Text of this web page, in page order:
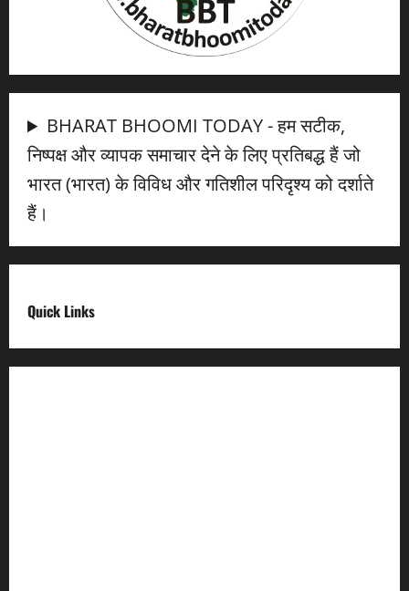
BHARAT BHOOMI TODAY - हम सटीक,
निष्पक्ष और व्यापक समाचार देने के लिए प्रतिबद्ध हैं जो
भारत (भारत) के विविध और गतिशील परिदृश्य को दर्शाते
हैं।
Quick Links